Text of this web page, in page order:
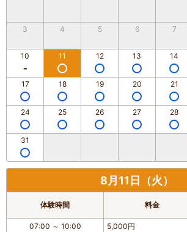
3 4 5 6 7
10 11 12 13 14
17 18 19 20 21
24 25 26 27 28
31
8月11日（火）
体験時間 料金
07:00 ～ 10:00 5,000円